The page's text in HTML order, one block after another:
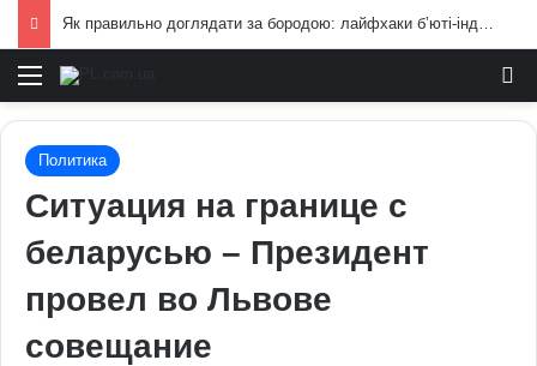
Як правильно доглядати за бородою: лайфхаки б’юті-індустрії для чоловіків
Меню
Политика
Ситуация на границе с
беларусью – Президент
провел во Львове
совещание